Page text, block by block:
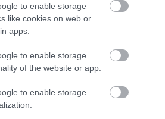
to enable storage
like cookies on web or
apps.
to enable storage
of the website or app.
to enable storage
SZARVASKŐNÉL: ŐSHONOS
VÉDETT HALAKAT MENTETT...
Környék ügye